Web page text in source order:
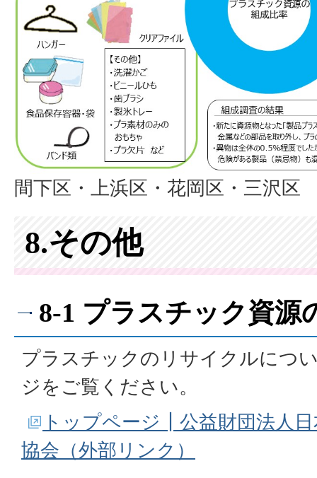
間下区・上浜区・花岡区・三沢区
8.その他
8-1 プラスチック資源
プラスチックのリサイクルにつ
ジをご覧ください。
トップページ┃公益財団法人
協会（外部リンク）